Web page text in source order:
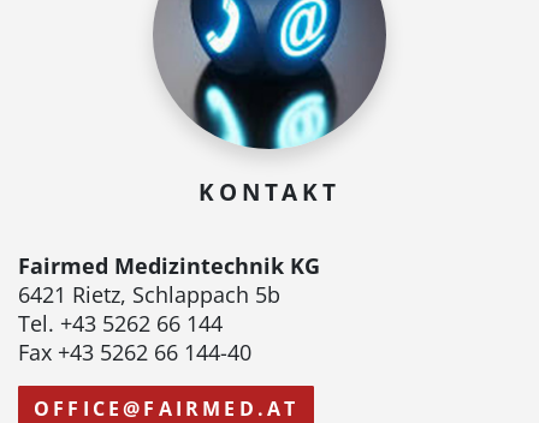
KONTAKT
Fairmed Medizintechnik KG
6421 Rietz, Schlappach 5b
Tel. +43 5262 66 144
Fax +43 5262 66 144-40
OFFICE@FAIRMED.AT